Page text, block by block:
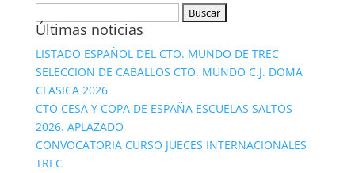
Últimas noticias
LISTADO ESPAÑOL DEL CTO. MUNDO DE TREC
SELECCION DE CABALLOS CTO. MUNDO C.J. DOMA
CLASICA 2026
CTO CESA Y COPA DE ESPAÑA ESCUELAS SALTOS
2026. APLAZADO
CONVOCATORIA CURSO JUECES INTERNACIONALES
TREC